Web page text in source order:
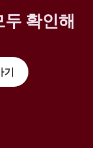
확인해